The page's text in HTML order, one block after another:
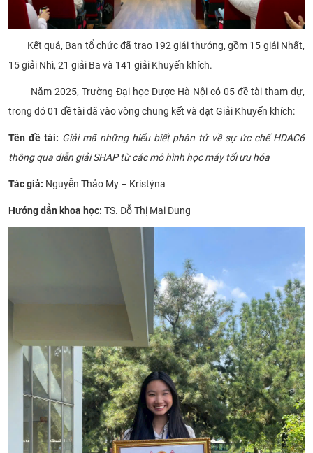
Kết quả, Ban tổ chức đã trao 192 giải thưởng, gồm 15 giải Nhất,
15 giải Nhì, 21 giải Ba và 141 giải Khuyến khích.
Năm 2025, Trường Đại học Dược Hà Nội có 05 đề tài tham dự,
trong đó 01 đề tài đã vào vòng chung kết và đạt Giải Khuyến khích:
Tên đề tài: Giải mã những hiểu biết phân tử về sự ức chế HDAC6
thông qua diễn giải SHAP từ các mô hình học máy tối ưu hóa
Tác giả: Nguyễn Thảo My – Kristýna
Hướng dẫn khoa học: TS. Đỗ Thị Mai Dung